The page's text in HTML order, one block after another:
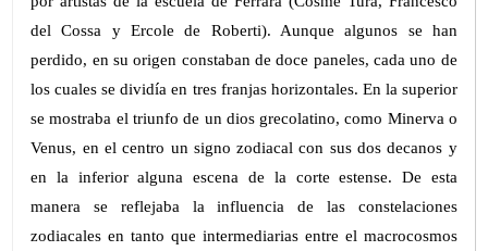
del Cossa y Ercole de Roberti). Aunque algunos se han
perdido, en su origen constaban de doce paneles, cada uno de
los cuales se dividía en tres franjas horizontales. En la superior
se mostraba el triunfo de un dios grecolatino, como Minerva o
Venus, en el centro un signo zodiacal con sus dos decanos y
en la inferior alguna escena de la corte estense. De esta
manera se reflejaba la influencia de las constelaciones
zodiacales en tanto que intermediarias entre el macrocosmos